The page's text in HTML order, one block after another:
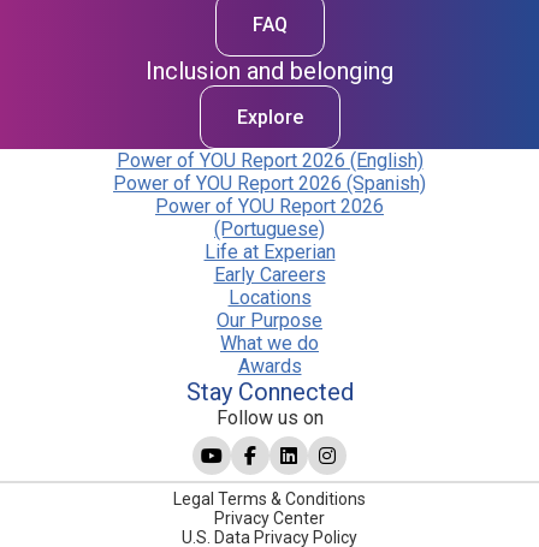
FAQ
Inclusion and belonging
Explore
Power of YOU Report 2026 (English)
Power of YOU Report 2026 (Spanish)
Power of YOU Report 2026
(Portuguese)
Life at Experian
Early Careers
Locations
Our Purpose
What we do
Awards
Stay Connected
Follow us on
Legal Terms & Conditions
Privacy Center
U.S. Data Privacy Policy